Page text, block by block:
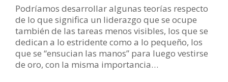
Podríamos desarrollar algunas teorías respecto
de lo que significa un liderazgo que se ocupe
también de las tareas menos visibles, los que se
dedican a lo estridente como a lo pequeño, los
que se “ensucian las manos” para luego vestirse
de oro, con la misma importancia…